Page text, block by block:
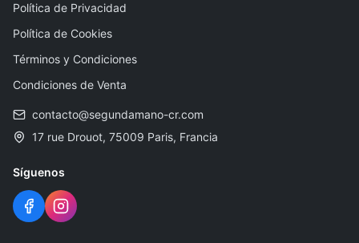
Política de Privacidad
Política de Cookies
Términos y Condiciones
Condiciones de Venta
contacto@segundamano-cr.com
17 rue Drouot, 75009 Paris, Francia
Síguenos